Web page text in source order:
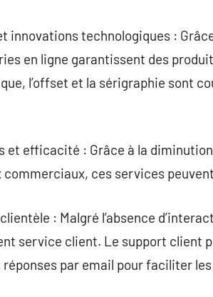
innovations technologiques :
en ligne garantissent des
l’offset et la sérigraphie sont
et efficacité : Grâce à la
commerciaux, ces services
: Malgré l’absence
service client. Le support client
par email pour faciliter